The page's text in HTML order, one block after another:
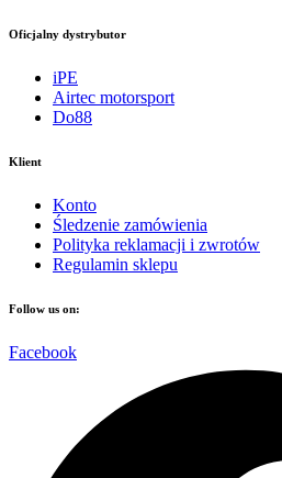
Oficjalny dystrybutor
iPE
Airtec motorsport
Do88
Klient
Konto
Śledzenie zamówienia
Polityka reklamacji i zwrotów
Regulamin sklepu
Follow us on:
Facebook